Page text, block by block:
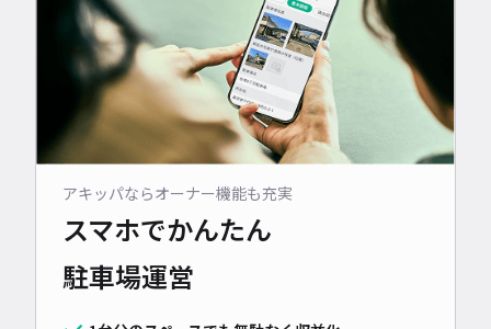
アキッパならオーナー機能も充実
スマホでかんたん
駐車場運営